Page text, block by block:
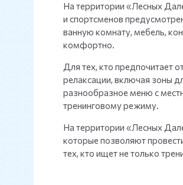
На территории «Лесных
и спортсменов
ванную комнату, мебель,
комфортно.
Для тех, кто предпочитает
релаксации, включая зоны
разнообразное меню с
тренинговому режиму.
На территории «Лесных
которые позволяют
тех, кто ищет не только